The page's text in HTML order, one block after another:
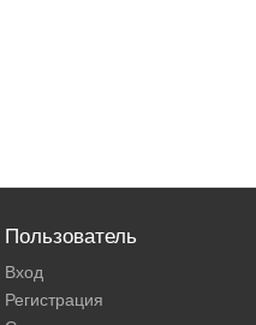
Пользователь
Вход
Регистрация